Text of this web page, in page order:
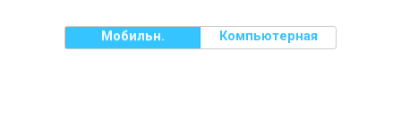
Мобильн. Компьютерная